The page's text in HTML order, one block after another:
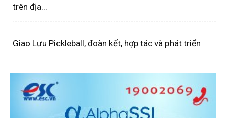
trên địa...
Giao Lưu Pickleball, đoàn kết, hợp tác và phát triển